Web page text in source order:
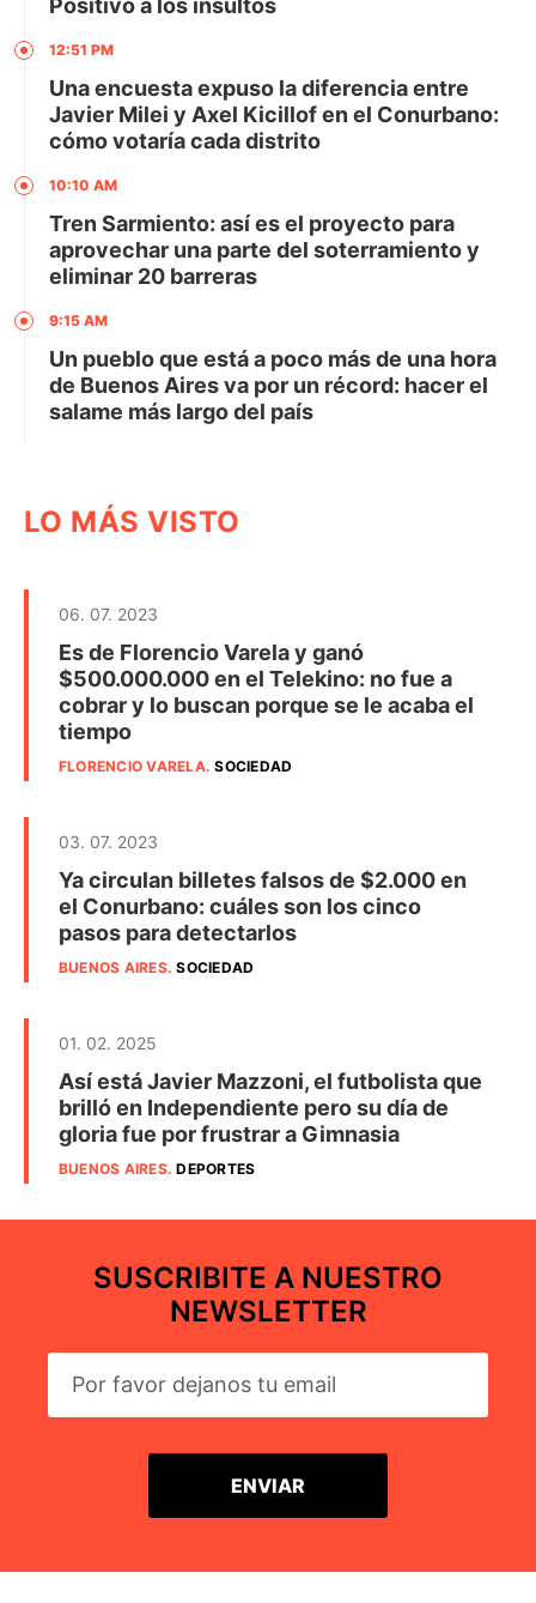
12:51 PM
Una encuesta expuso la diferencia entre
Javier Milei y Axel Kicillof en el Conurbano:
cómo votaría cada distrito
10:10 AM
Tren Sarmiento: así es el proyecto para
aprovechar una parte del soterramiento y
eliminar 20 barreras
9:15 AM
Un pueblo que está a poco más de una hora
de Buenos Aires va por un récord: hacer el
salame más largo del país
LO MÁS VISTO
06. 07. 2023
Es de Florencio Varela y ganó
$500.000.000 en el Telekino: no fue a
cobrar y lo buscan porque se le acaba el
tiempo
FLORENCIO VARELA.SOCIEDAD
03. 07. 2023
Ya circulan billetes falsos de $2.000 en
el Conurbano: cuáles son los cinco
pasos para detectarlos
BUENOS AIRES.SOCIEDAD
01. 02. 2025
Así está Javier Mazzoni, el futbolista que
brilló en Independiente pero su día de
gloria fue por frustrar a Gimnasia
BUENOS AIRES.DEPORTES
SUSCRIBITE A NUESTRO
NEWSLETTER